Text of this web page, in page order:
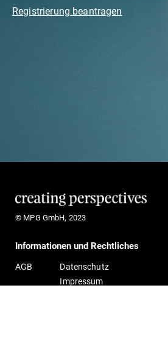
Registrierung beantragen
© MPG GmbH, 2023
Informationen und Rechtliches
AGB
Datenschutz
Impressum